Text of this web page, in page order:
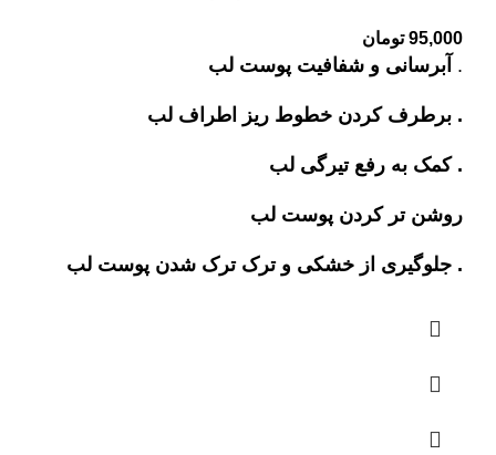
95,000 تومان
. آبرسانی و شفافیت پوست لب
. برطرف کردن خطوط ریز اطراف لب
. کمک به رفع تیرگی لب
روشن تر کردن پوست لب
. جلوگیری از خشکی و ترک ترک شدن پوست لب